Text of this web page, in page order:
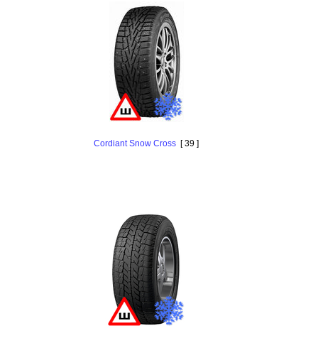
Cordiant Snow Cross [ 39 ]